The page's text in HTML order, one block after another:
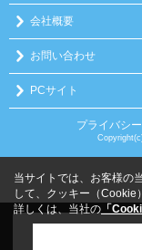
会社概要
お問い合わせ
PCサイト
プライバシ
こちらの物
当サイトでは、お客様の
して、クッキー（Cookie
詳しくは、当社の 「